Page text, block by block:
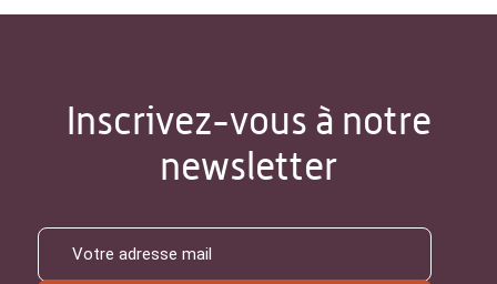
Inscrivez-vous à notre
newsletter